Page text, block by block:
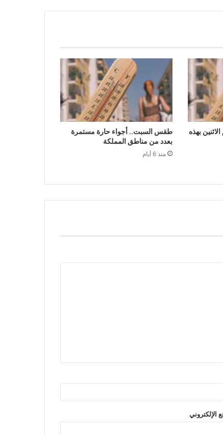
بهذه
طقس السبت.. أجواء حارة مستمرة
بعدد من مناطق المملكة
منذ 6 أيام
الإلكتروني